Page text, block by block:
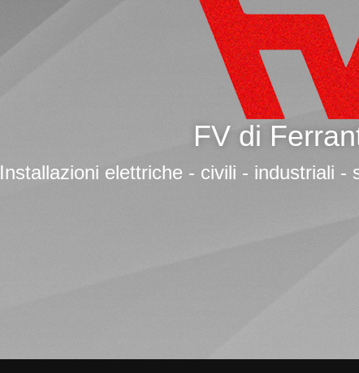
FV di
Installazioni elettriche - civili - industriali -